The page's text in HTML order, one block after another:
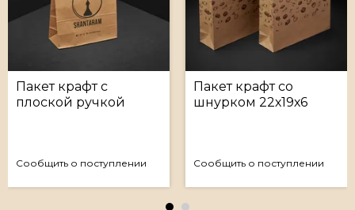
Пакет крафт с
плоской ручкой
Сообщить о поступлении
Пакет крафт со
шнурком 22х19х6
Сообщить о поступлении